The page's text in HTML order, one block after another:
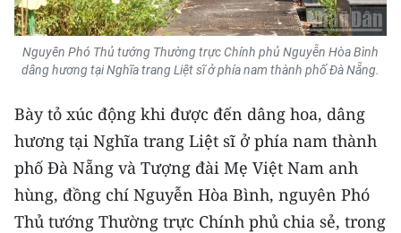
Media Xã hội
Media Pháp luật
Media Thế giới
Media Thể thao
Media Giáo dục
Nguyên Phó Thủ tướng Thường trực Chính phủ Nguyễn Hòa Bình
dâng hương tại Nghĩa trang Liệt sĩ ở phía nam thành phố Đà Nẵng.
Bày tỏ xúc động khi được đến dâng hoa, dâng
hương tại Nghĩa trang Liệt sĩ ở phía nam thành
phố Đà Nẵng và Tượng đài Mẹ Việt Nam anh
hùng, đồng chí Nguyễn Hòa Bình, nguyên Phó
Thủ tướng Thường trực Chính phủ chia sẻ, trong